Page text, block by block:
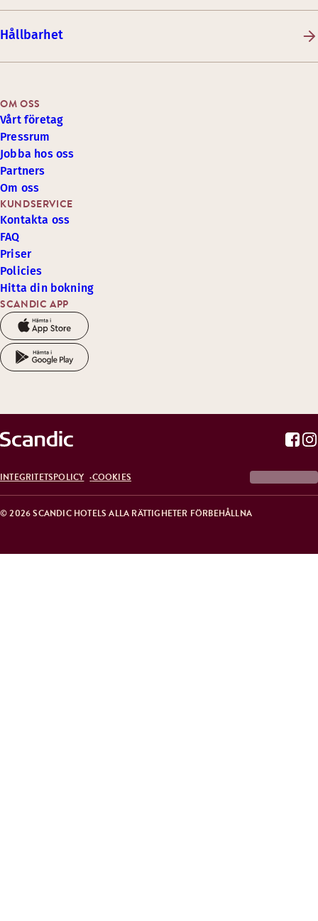
Hållbarhet
SCANDIC APP
KUNDSERVICE
Kontakta oss
FAQ
Priser
Policies
Hitta din bokning
OM OSS
Vårt företag
Pressrum
Jobba hos oss
Partners
Om oss
© 2026 SCANDIC HOTELS ALLA RÄTTIGHETER FÖRBEHÅLLNA
INTEGRITETSPOLICY COOKIES